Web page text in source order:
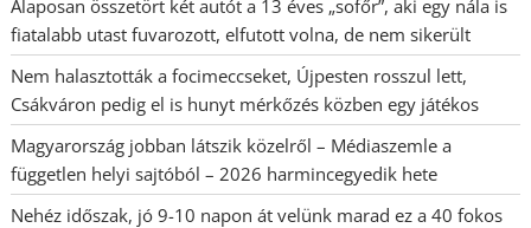
Alaposan összetört két autót a 13 éves „sofőr”, aki egy nála is
fiatalabb utast fuvarozott, elfutott volna, de nem sikerült
Nem halasztották a focimeccseket, Újpesten rosszul lett,
Csákváron pedig el is hunyt mérkőzés közben egy játékos
Magyarország jobban látszik közelről – Médiaszemle a
független helyi sajtóból – 2026 harmincegyedik hete
Nehéz időszak, jó 9-10 napon át velünk marad ez a 40 fokos